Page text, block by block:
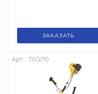
ЗАКАЗАТЬ
Арт. : 70/2/10